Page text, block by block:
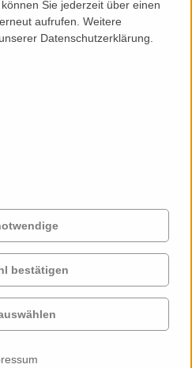
Auftraggeber
Projekte
Kontakt
Sie jederzeit über einen
aufrufen. Weitere
Datenschutzerklärung.
bestätigen